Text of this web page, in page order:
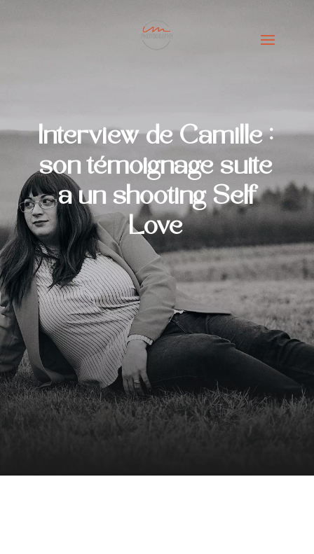
Interview de Camille :
son témoignage suite
à un shooting Self
Love